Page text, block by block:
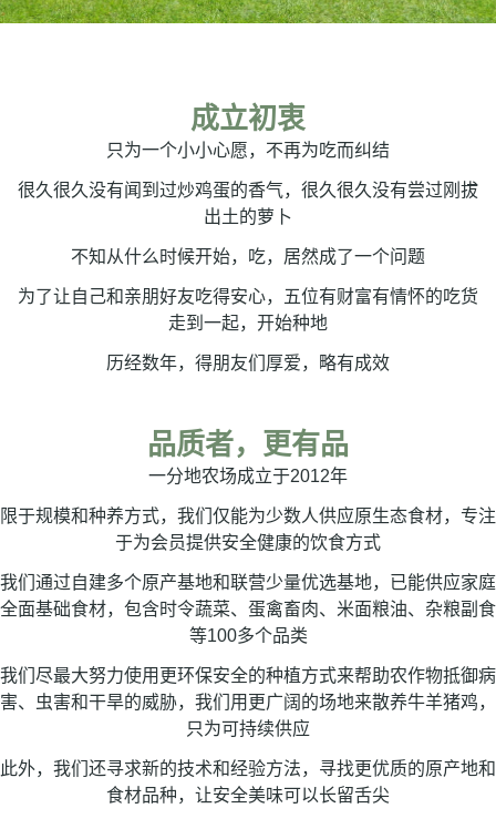
成立初衷
只为一个小小心愿，不再为吃而纠结
很久很久没有闻到过炒鸡蛋的香气，很久很久没有尝过刚拔
出土的萝卜
不知从什么时候开始，吃，居然成了一个问题
为了让自己和亲朋好友吃得安心，五位有财富有情怀的吃货
走到一起，开始种地
历经数年，得朋友们厚爱，略有成效
品质者，更有品
一分地农场成立于2012年
限于规模和种养方式，我们仅能为少数人供应原生态食材，专注
于为会员提供安全健康的饮食方式
我们通过自建多个原产基地和联营少量优选基地，已能供应家庭
全面基础食材，包含时令蔬菜、蛋禽畜肉、米面粮油、杂粮副食
等100多个品类
我们尽最大努力使用更环保安全的种植方式来帮助农作物抵御病
害、虫害和干旱的威胁，我们用更广阔的场地来散养牛羊猪鸡，
只为可持续供应
此外，我们还寻求新的技术和经验方法，寻找更优质的原产地和
食材品种，让安全美味可以长留舌尖